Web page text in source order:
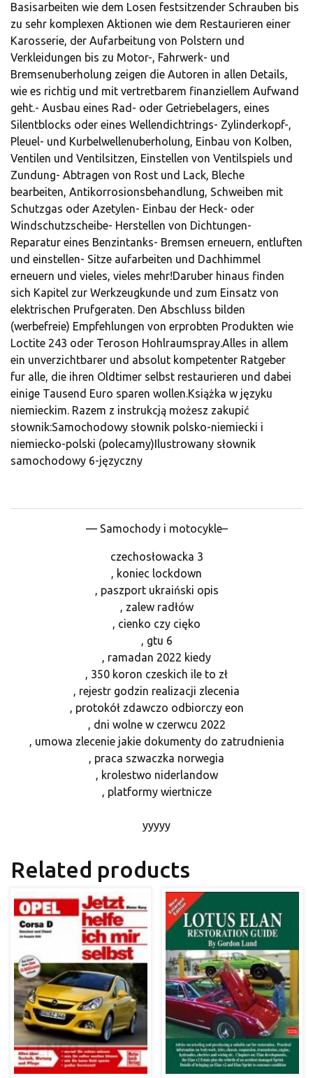
Basisarbeiten wie dem Losen festsitzender Schrauben bis
zu sehr komplexen Aktionen wie dem Restaurieren einer
Karosserie, der Aufarbeitung von Polstern und
Verkleidungen bis zu Motor-, Fahrwerk- und
Bremsenuberholung zeigen die Autoren in allen Details,
wie es richtig und mit vertretbarem finanziellem Aufwand
geht.- Ausbau eines Rad- oder Getriebelagers, eines
Silentblocks oder eines Wellendichtrings- Zylinderkopf-,
Pleuel- und Kurbelwellenuberholung, Einbau von Kolben,
Ventilen und Ventilsitzen, Einstellen von Ventilspiels und
Zundung- Abtragen von Rost und Lack, Bleche
bearbeiten, Antikorrosionsbehandlung, Schweiben mit
Schutzgas oder Azetylen- Einbau der Heck- oder
Windschutzscheibe- Herstellen von Dichtungen-
Reparatur eines Benzintanks- Bremsen erneuern, entluften
und einstellen- Sitze aufarbeiten und Dachhimmel
erneuern und vieles, vieles mehr!Daruber hinaus finden
sich Kapitel zur Werkzeugkunde und zum Einsatz von
elektrischen Prufgeraten. Den Abschluss bilden
(werbefreie) Empfehlungen von erprobten Produkten wie
Loctite 243 oder Teroson Hohlraumspray.Alles in allem
ein unverzichtbarer und absolut kompetenter Ratgeber
fur alle, die ihren Oldtimer selbst restaurieren und dabei
einige Tausend Euro sparen wollen.Książka w języku
niemieckim. Razem z instrukcją możesz zakupić
słownik:Samochodowy słownik polsko-niemiecki i
niemiecko-polski (polecamy)Ilustrowany słownik
samochodowy 6-języczny
— Samochody i motocykle–
czechosłowacka 3
, koniec lockdown
, paszport ukraiński opis
, zalew radłów
, cienko czy cięko
, gtu 6
, ramadan 2022 kiedy
, 350 koron czeskich ile to zł
, rejestr godzin realizacji zlecenia
, protokół zdawczo odbiorczy eon
, dni wolne w czerwcu 2022
, umowa zlecenie jakie dokumenty do zatrudnienia
, praca szwaczka norwegia
, krolestwo niderlandow
, platformy wiertnicze
yyyyy
Related products